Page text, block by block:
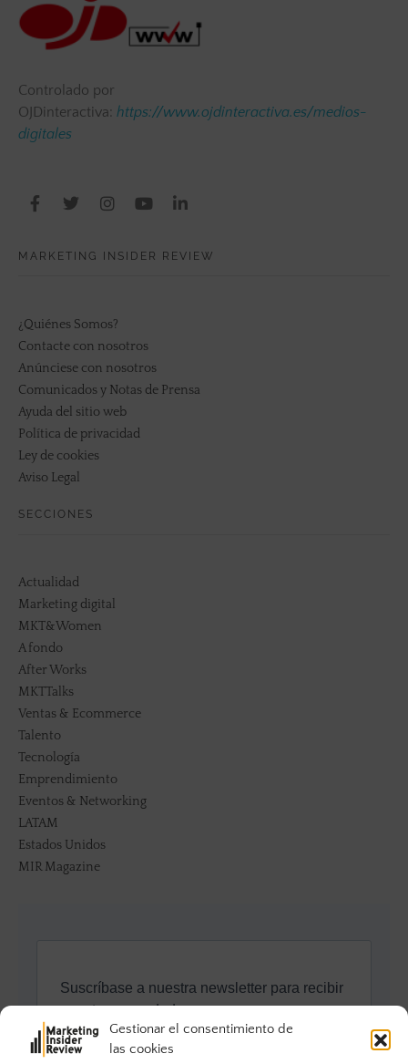
Gestionar el consentimiento de
las cookies
Controlado por
OJDinteractiva: https://www.ojdinteractiva.es/medios-
digitales
MARKETING INSIDER REVIEW
¿Quiénes Somos?
Contacte con nosotros
Anúnciese con nosotros
Comunicados y Notas de Prensa
Ayuda del sitio web
Política de privacidad
Ley de cookies
Aviso Legal
SECCIONES
Actualidad
Marketing digital
MKT&Women
A fondo
After Works
MKTTalks
Ventas & Ecommerce
Talento
Tecnología
Emprendimiento
Eventos & Networking
LATAM
Estados Unidos
MIR Magazine